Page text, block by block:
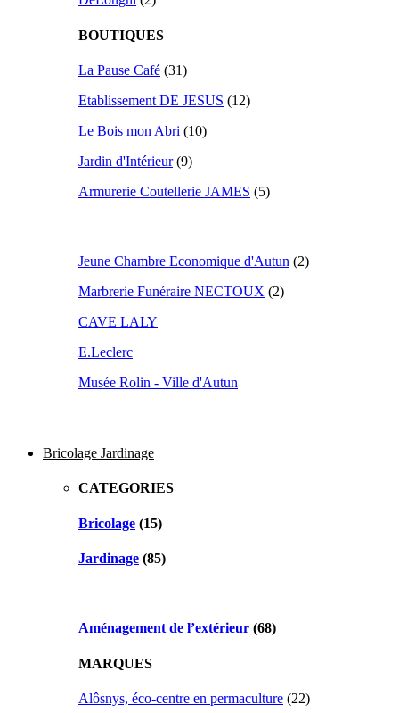
BOUTIQUES
La Pause Café (31)
Etablissement DE JESUS (12)
Le Bois mon Abri (10)
Jardin d'Intérieur(9)
Armurerie Coutellerie JAMES (5)
Jeune Chambre Economique d'Autun (2)
Marbrerie Funéraire NECTOUX (2)
CAVE LALY
E.Leclerc
Musée Rolin - Ville d'Autun
Bricolage Jardinage
CATEGORIES
Bricolage (15)
Jardinage (85)
Aménagement de l’extérieur (68)
MARQUES
Alôsnys, éco-centre en permaculture (22)